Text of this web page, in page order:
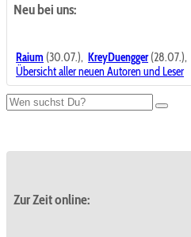
Neu bei uns:
Raium (30.07.), KreyDuengger(28.07.),
Übersicht aller neuen Autoren und Leser
Zur Zeit online: